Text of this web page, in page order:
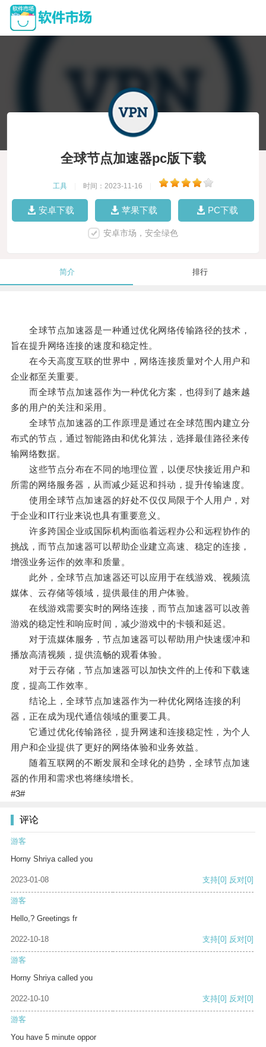
全球节点加速器pc版下载
工具 时间：2023-11-16
安卓下载 苹果下载 PC下载
安卓市场，安全绿色
简介 排行
全球节点加速器是一种通过优化网络传输路径的技术，
旨在提升网络连接的速度和稳定性。
在今天高度互联的世界中，网络连接质量对个人用户和
企业都至关重要。
而全球节点加速器作为一种优化方案，也得到了越来越
多的用户的关注和采用。
全球节点加速器的工作原理是通过在全球范围内建立分
布式的节点，通过智能路由和优化算法，选择最佳路径来传
输网络数据。
这些节点分布在不同的地理位置，以便尽快接近用户和
所需的网络服务器，从而减少延迟和抖动，提升传输速度。
使用全球节点加速器的好处不仅仅局限于个人用户，对
于企业和IT行业来说也具有重要意义。
许多跨国企业或国际机构面临着远程办公和远程协作的
挑战，而节点加速器可以帮助企业建立高速、稳定的连接，
增强业务运作的效率和质量。
此外，全球节点加速器还可以应用于在线游戏、视频流
媒体、云存储等领域，提供最佳的用户体验。
在线游戏需要实时的网络连接，而节点加速器可以改善
游戏的稳定性和响应时间，减少游戏中的卡顿和延迟。
对于流媒体服务，节点加速器可以帮助用户快速缓冲和
播放高清视频，提供流畅的观看体验。
对于云存储，节点加速器可以加快文件的上传和下载速
度，提高工作效率。
结论上，全球节点加速器作为一种优化网络连接的利
器，正在成为现代通信领域的重要工具。
它通过优化传输路径，提升网速和连接稳定性，为个人
用户和企业提供了更好的网络体验和业务效益。
随着互联网的不断发展和全球化的趋势，全球节点加速
器的作用和需求也将继续增长。
#3#
评论
游客
Horny Shriya called you
2023-01-08 支持[0] 反对[0]
游客
Hello,? Greetings fr
2022-10-18 支持[0] 反对[0]
游客
Horny Shriya called you
2022-10-10 支持[0] 反对[0]
游客
You have 5 minute oppor